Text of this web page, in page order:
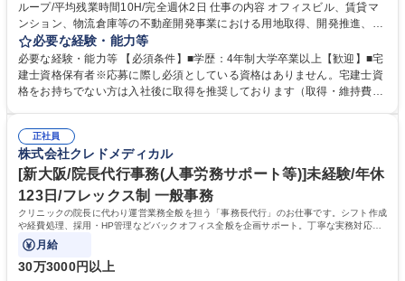
ループ/平均残業時間10H/完全週休2日 仕事の内容 オフィスビル、賃貸マ
ンション、物流倉庫等の不動産開発事業における用地取得、開発推進、賃
貸運営、売却、仲介・活用提案等を行う営業部門において事務業務を担当
いただきます。 【詳細】・契約書管理、契約書製本、捺印対応、ファイリ
ング、登記簿取得、調書取得・支払業務（各種費用支払、支払管理、請
求・支払データ登録、取引先マスター申請対応）・予算作成及び予実管
の他に担当頂く業務が発生する場合があります。 募集職種 【営業事務】
業務職/三井物産グループ/平均残業時間10H/完全週休2日
必要な経験・能力等
必要な経験・能力等 【必須条件】■学歴：4年制大学卒業以上【歓迎】■宅
建士資格保有者※応募に際し必須としている資格はありません。宅建士資
格をお持ちでない方は入社後に取得を推奨しております（取得・維持費用
ション力がある方。 ・チャレンジを厭わず、粘り強く業務に取り組める
方。多様な関係者と謙虚に信頼関係を構築でき、期限を意識したスケジュ
ール管理が出来る方。※将来的に他部署（営業部門、コーポレート部門）
へのジョブローテーションの可能性があります。 学歴・資格 学歴：大学
院 大学 語学力： 資格：宅地建物取引士
正社員
株式会社クレドメディカル
[新大阪/院長代行事務(人事労務サポート等)]未経験/年休
123日/フレックス制 一般事務
クリニックの院長に代わり運営業務全般を担う「事務長代行」のお仕事です。シフト作成
や経費処理、採用・HP管理などバックオフィス全般を企画サポート。丁寧な実務対応で
現場を支え、専門スキルを構築できます。
月給
30万3000円以上